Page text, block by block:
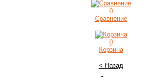
0
Сравнение
0
Корзина
< Назад